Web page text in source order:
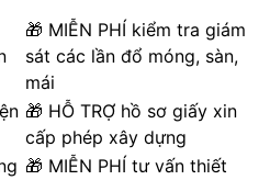
🎁 MIỄN PHÍ kiểm tra giám
sát các lần đổ móng, sàn,
mái
🎁 HỖ TRỢ hồ sơ giấy xin
cấp phép xây dựng
🎁 MIỄN PHÍ tư vấn thiết